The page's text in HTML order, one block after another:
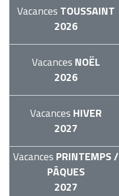
Vacances TOUSSAINT
2026
Vacances NOËL
2026
Vacances HIVER
2027
Vacances PRINTEMPS /
PÂQUES
2027